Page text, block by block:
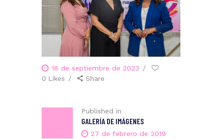
18 de septiembre de 2023
0 Likes Share
Published in
GALERÍA DE IMÁGENES
27 de febrero de 2019